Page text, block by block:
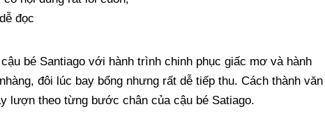
dễ đọc
bé Santiago với hành trình chinh phục giấc mơ và hành
đôi lúc bay bổng nhưng rất dễ tiếp thu. Cách thành văn
lượn theo từng bước chân của cậu bé Satiago.